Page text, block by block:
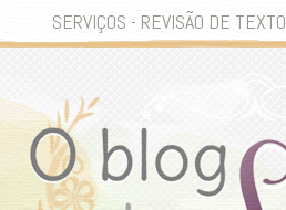
SERVIÇOS - REVISÃO DE TEXTO